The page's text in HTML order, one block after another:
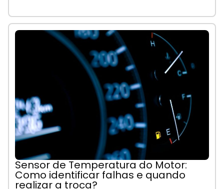
Sensor de Temperatura do Motor:
Como identificar falhas e quando
realizar a troca?